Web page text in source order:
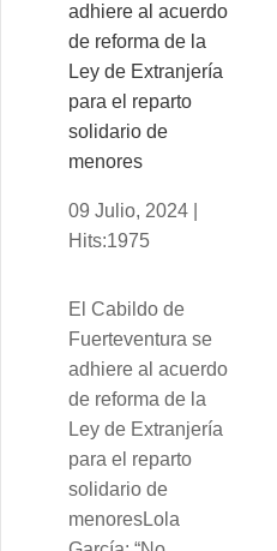
adhiere al acuerdo
de reforma de la
Ley de Extranjería
para el reparto
solidario de
menores
09 Julio, 2024 |
Hits:1975
El Cabildo de
Fuerteventura se
adhiere al acuerdo
de reforma de la
Ley de Extranjería
para el reparto
solidario de
menoresLola